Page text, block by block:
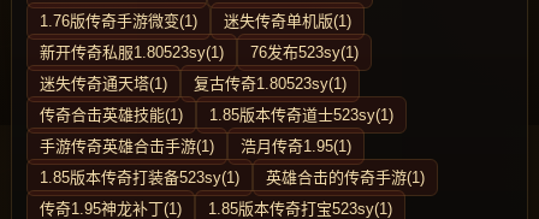
1.76版传奇手游微变(1)
迷失传奇单机版(1)
新开传奇私服1.80523sy(1)
76发布523sy(1)
迷失传奇通天塔(1)
复古传奇1.80523sy(1)
传奇合击英雄技能(1)
1.85版本传奇道士523sy(1)
手游传奇英雄合击手游(1)
浩月传奇1.95(1)
1.85版本传奇打装备523sy(1)
英雄合击的传奇手游(1)
传奇1.95神龙补丁(1)
1.85版本传奇打宝523sy(1)